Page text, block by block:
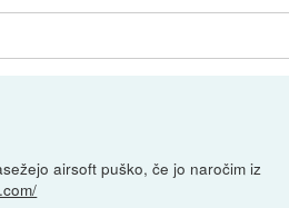
airsoft puško, če jo naročim iz